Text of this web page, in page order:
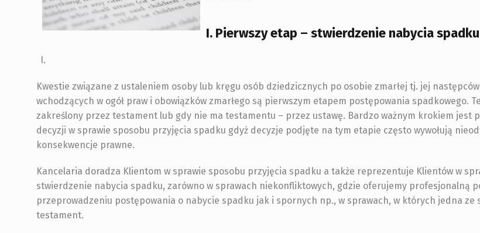
I. Pierwszy etap – stwierdzenie nabycia spadku
Kwestie związane z ustaleniem osoby lub kręgu osób dziedzicznych po osobie zmarłej tj. jej
wchodzących w ogół praw i obowiązków zmarłego są pierwszym etapem postępowania spadkowego.
zakreślony przez testament lub gdy nie ma testamentu – przez ustawę. Bardzo ważnym krokiem jest
decyzji w sprawie sposobu przyjęcia spadku gdyż decyzje podjęte na tym etapie często wywołują
konsekwencje prawne.
Kancelaria doradza Klientom w sprawie sposobu przyjęcia spadku a także reprezentuje Klientów w
stwierdzenie nabycia spadku, zarówno w sprawach niekonfliktowych, gdzie oferujemy profesjonalną
przeprowadzeniu postępowania o nabycie spadku jak i spornych np., w sprawach, w których jedna ze
testament.